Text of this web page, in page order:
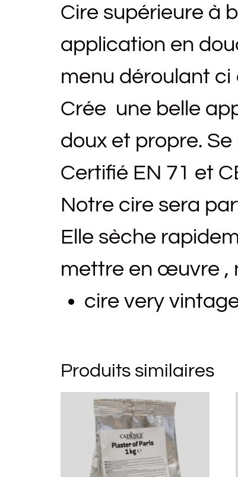
Cire supérieure à
application en
menu déroulant ci
Crée une belle
doux et propre.
Certifié EN 71 et
Notre cire sera
Elle sèche
mettre en œuvre ,
cire very
Produits similaires